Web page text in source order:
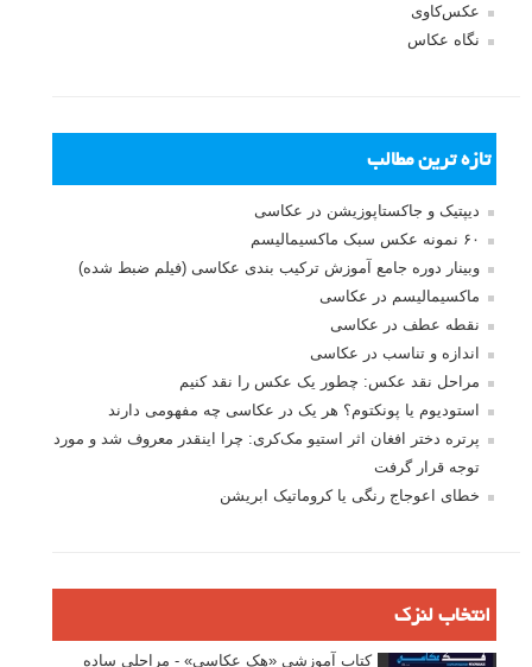
عکس‌کاوی
نگاه عکاس
تازه ترین مطالب
دیپتیک و جاکستا‌پوزیشن در عکاسی
۶۰ نمونه عکس سبک ماکسیمالیسم
وبینار دوره جامع آموزش ترکیب بندی عکاسی (فیلم ضبط شده)
ماکسیمالیسم در عکاسی
نقطه عطف در عکاسی
اندازه و تناسب در عکاسی
مراحل نقد عکس: چطور یک عکس را نقد کنیم
استودیوم یا پونکتوم؟ هر یک در عکاسی چه مفهومی دارند
پرتره دختر افغان اثر استیو مک‌کری: چرا اینقدر معروف شد و مورد
توجه قرار گرفت
خطای اعوجاج رنگی یا کروماتیک ابریشن
انتخاب لنزک
کتاب آموزشی «هک عکاسی» - مراحلی ساده